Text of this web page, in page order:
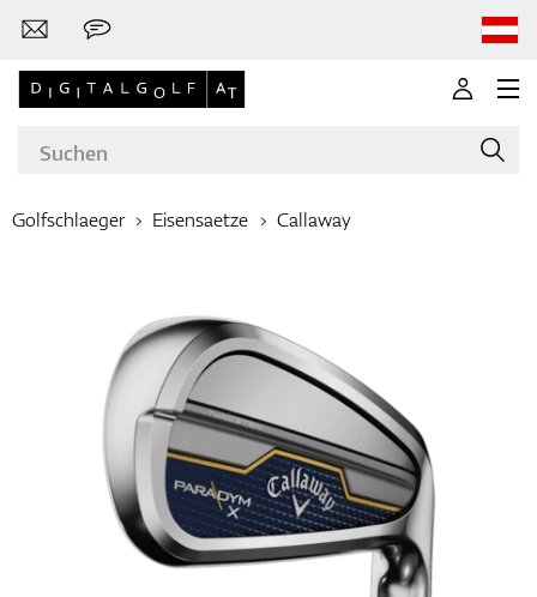
Golfschläger
Bekleidung
Golfschlaeger Eisensaetze Callaway